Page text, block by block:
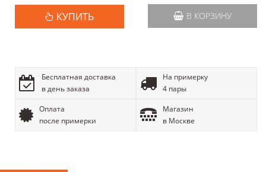
КУПИТЬ В КОРЗИНУ
Бесплатная доставка
в день заказа
На примерку
4 пары
Оплата
после примерки
Магазин
в Москве